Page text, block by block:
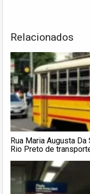
Relacionados
Rua Maria Augusta
Rio Preto de